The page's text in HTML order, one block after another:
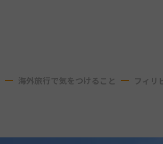
海外旅行で気をつけること フィリ